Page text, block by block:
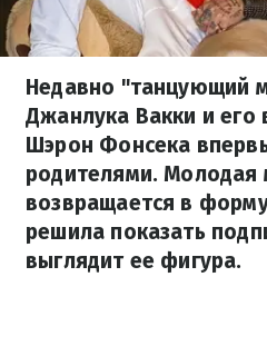
Недавно "танцующий
Джанлука Вакки и его
Шэрон Фонсека
родителями. Молодая
возвращается в
решила показать
выглядит ее фигура.